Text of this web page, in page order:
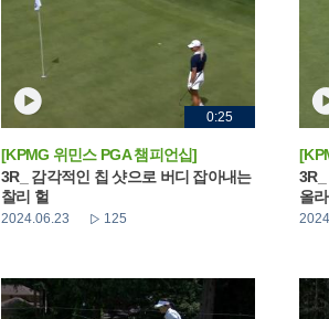
0:25
[KPMG 위민스 PGA 챔피언십]
3R_ 감각적인 칩 샷으로 버디 잡아내는
찰리 헐
2024.06.23 125
3R_
올